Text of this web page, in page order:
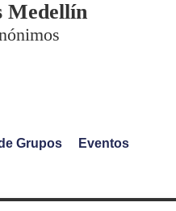
Medellín
Grupos
Eventos